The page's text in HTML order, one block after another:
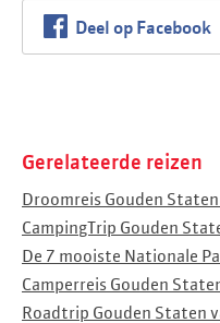
Deel op Facebook
Gerelateerde reizen
Droomreis Gouden
CampingTrip Gouden
De 7 mooiste Nationale
Camperreis Gouden
Roadtrip Gouden Staten